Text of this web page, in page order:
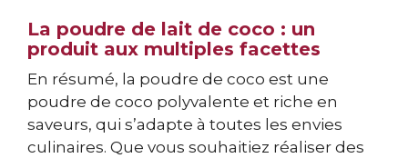
La poudre de lait de coco : un
produit aux multiples facettes
En résumé, la poudre de coco est une
poudre de coco polyvalente et riche en
saveurs, qui s’adapte à toutes les envies
culinaires. Que vous souhaitiez réaliser des